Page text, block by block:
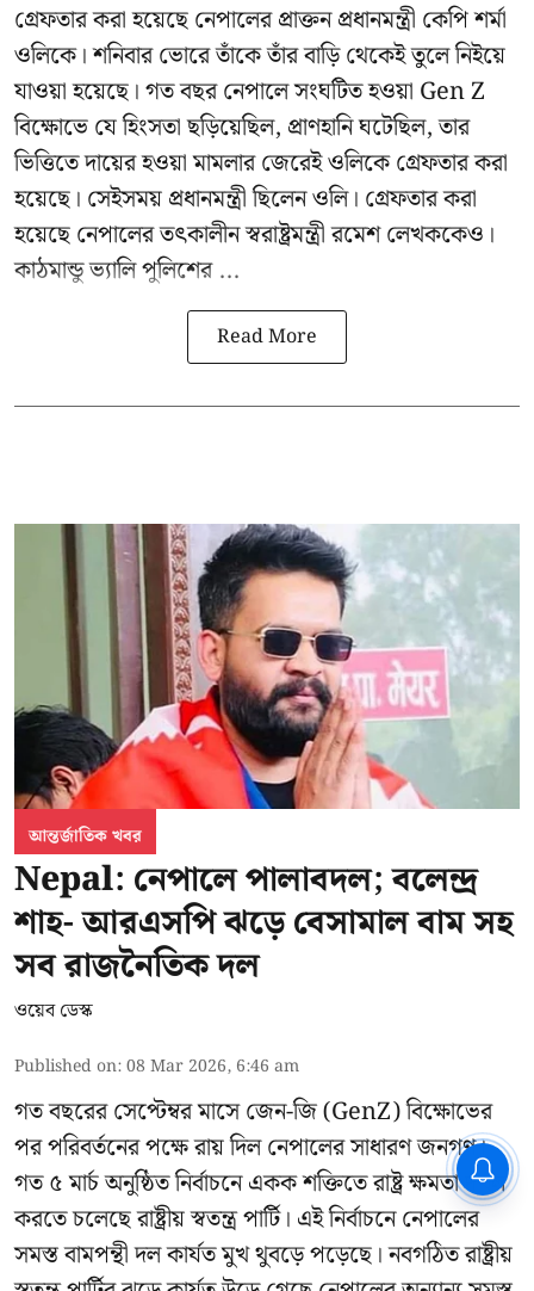
গ্রেফতার করা হয়েছে নেপালের প্রাক্তন প্রধানমন্ত্রী কেপি শর্মা
ওলিকে। শনিবার ভোরে তাঁকে তাঁর বাড়ি থেকেই তুলে নিইয়ে
যাওয়া হয়েছে। গত বছর নেপালে সংঘটিত হওয়া Gen Z
বিক্ষোভে যে হিংসতা ছড়িয়েছিল, প্রাণহানি ঘটেছিল, তার
ভিত্তিতে দায়ের হওয়া মামলার জেরেই ওলিকে গ্রেফতার করা
হয়েছে। সেইসময় প্রধানমন্ত্রী ছিলেন ওলি। গ্রেফতার করা
হয়েছে নেপালের তৎকালীন স্বরাষ্ট্রমন্ত্রী রমেশ লেখককেও।
কাঠমান্ডু ভ্যালি পুলিশের ...
Read More
আন্তর্জাতিক খবর
Nepal: নেপালে পালাবদল; বলেন্দ্র
শাহ- আরএসপি ঝড়ে বেসামাল বাম সহ
সব রাজনৈতিক দল
ওয়েব ডেস্ক
Published on:08 Mar 2026, 6:46 am
গত বছরের সেপ্টেম্বর মাসে জেন-জি (GenZ) বিক্ষোভের
পর পরিবর্তনের পক্ষে রায় দিল নেপালের সাধারণ জনগণ।
গত ৫ মার্চ অনুষ্ঠিত নির্বাচনে একক শক্তিতে রাষ্ট্র ক্ষমতা দখল
করতে চলেছে রাষ্ট্রীয় স্বতন্ত্র পার্টি। এই নির্বাচনে নেপালের
সমস্ত বামপন্থী দল কার্যত মুখ থুবড়ে পড়েছে। নবগঠিত রাষ্ট্রীয়
CPIM: ৬০ লক্ষ নাম বিবেচনাধীন রেখে
ভোট ঘোষণার প্রতিবাদ - আদালতের
দ্বারস্থ হবে সিপিআইএম